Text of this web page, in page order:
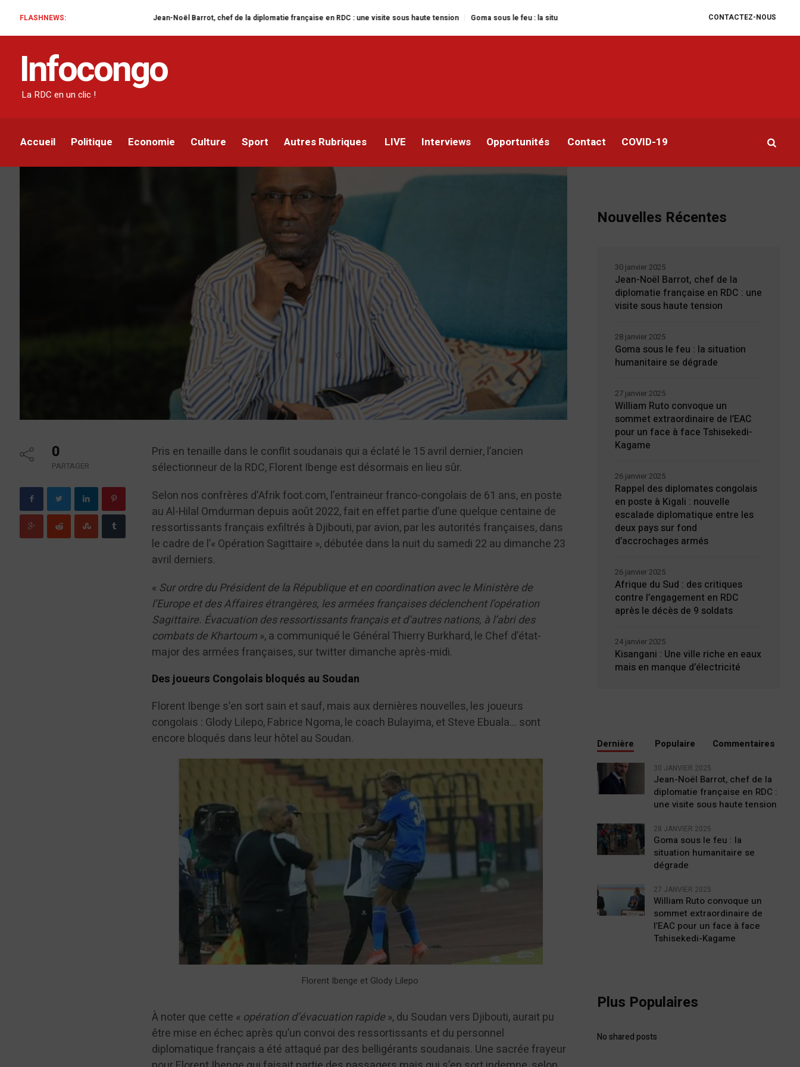
CONTACTEZ-NOUS
FLASHNEWS: Jean-Noël Barrot, chef de la diplomatie française en RDC : une visite sous haute tension Goma sous le feu : la situation humanitaire se dégrade William Ruto convoque un sommet extraordinaire de
Infocongo
La RDC en un clic !
Accueil Politique Economie Culture Sport Autres Rubriques LIVE Interviews Opportunités Contact COVID-19
Soudan : Florent Ibenge sauvé par son passeport
français
0
PARTAGER
Pris en tenaille dans le conflit soudanais qui a éclaté le 15 avril dernier, l’ancien
sélectionneur de la RDC, Florent Ibenge est désormais en lieu sûr.
Selon nos confrères d’Afrik foot.com, l’entraineur franco-congolais de 61 ans, en poste
au Al-Hilal Omdurman depuis août 2022, fait en effet partie d’une quelque centaine de
ressortissants français exfiltrés à Djibouti, par avion, par les autorités françaises, dans
le cadre de l’« Opération Sagittaire », débutée dans la nuit du samedi 22 au dimanche 23
avril derniers.
« Sur ordre du Président de la République et en coordination avec le Ministère de
l’Europe et des Affaires étrangères, les armées françaises déclenchent l’opération
Sagittaire. Évacuation des ressortissants français et d’autres nations, à l’abri des
combats de Khartoum», a communiqué le Général Thierry Burkhard, le Chef d’état-
major des armées françaises, sur twitter dimanche après-midi.
Des joueurs Congolais bloqués au Soudan
Florent Ibenge s’en sort sain et sauf, mais aux dernières nouvelles, les joueurs
congolais : Glody Lilepo, Fabrice Ngoma, le coach Bulayima, et Steve Ebuala… sont
encore bloqués dans leur hôtel au Soudan.
Florent Ibenge et Glody Lilepo
À noter que cette « opération d’évacuation rapide», du Soudan vers Djibouti, aurait pu
être mise en échec après qu’un convoi des ressortissants et du personnel
diplomatique français a été attaqué par des belligérants soudanais. Une sacrée frayeur
Nouvelles Récentes
Jean-Noël Barrot, chef de la
diplomatie française en RDC : une
visite sous haute tension
30 janvier 2025
Goma sous le feu : la situation
humanitaire se dégrade
28 janvier 2025
William Ruto convoque un
sommet extraordinaire de l’EAC
pour un face à face Tshisekedi-
Kagame
27 janvier 2025
Rappel des diplomates congolais
en poste à Kigali : nouvelle
escalade diplomatique entre les
deux pays sur fond
d’accrochages armés
26 janvier 2025
Afrique du Sud : des critiques
contre l’engagement en RDC
après le décès de 9 soldats
26 janvier 2025
Kisangani : Une ville riche en eaux
mais en manque d’électricité
24 janvier 2025
Dernière Populaire Commentaires
30 JANVIER 2025
Jean-Noël Barrot, chef de la
diplomatie française en RDC :
une visite sous haute tension
28 JANVIER 2025
Goma sous le feu : la
situation humanitaire se
dégrade
27 JANVIER 2025
William Ruto convoque un
sommet extraordinaire de
l’EAC pour un face à face
Tshisekedi-Kagame
Plus Populaires
No shared posts